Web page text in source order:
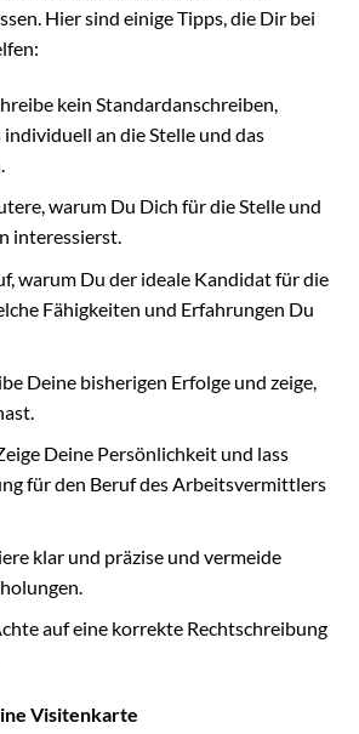
Hier sind einige Tipps, die Dir bei
kein Standardanschreiben,
individuell an die Stelle und das
warum Du Dich für die Stelle und
interessierst.
warum Du der ideale Kandidat für die
Fähigkeiten und Erfahrungen Du
Deine bisherigen Erfolge und zeige,
Deine Persönlichkeit und lass
für den Beruf des Arbeitsvermittlers
klar und präzise und vermeide
auf eine korrekte Rechtschreibung
Visitenkarte